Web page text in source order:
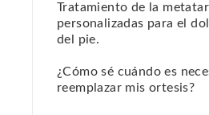
Tratamiento de la
personalizadas para el
del pie.
¿Cómo sé cuándo es
reemplazar mis ortesis?